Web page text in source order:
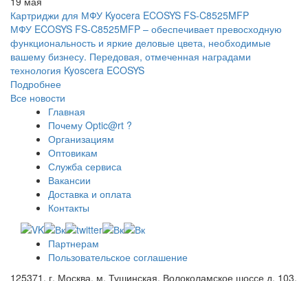
Картриджи для МФУ Kyocera ECOSYS FS-C8525MFP
МФУ ECOSYS FS-C8525MFP – обеспечивает превосходную
функциональность и яркие деловые цвета, необходимые
вашему бизнесу. Передовая, отмеченная наградами
технология Kyoscera ECOSYS
Подробнее
Все новости
Главная
Почему Optic@rt ?
Организациям
Оптовикам
Служба сервиса
Вакансии
Доставка и оплата
Контакты
Партнерам
Пользовательское соглашение
125371, г. Москва, м. Тушинская, Волоколамское шоссе д. 103,